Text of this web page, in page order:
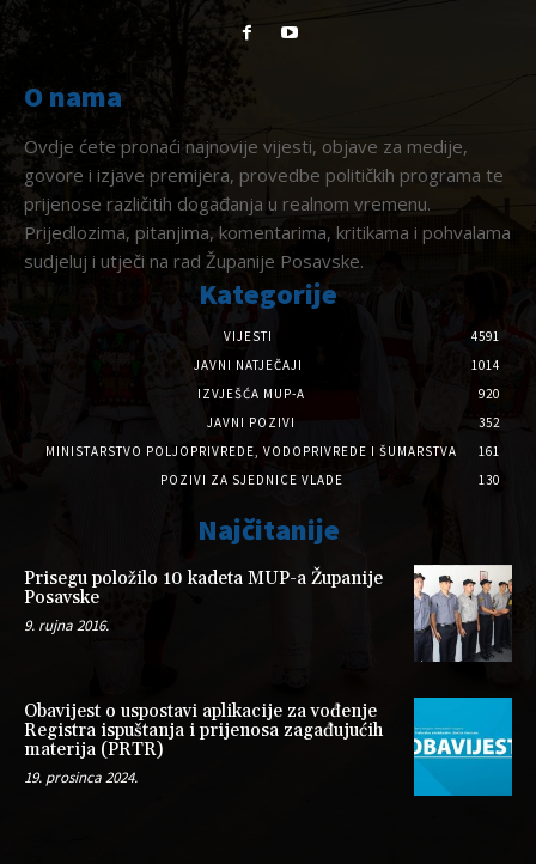
O nama
Ovdje ćete pronaći najnovije vijesti, objave za medije,
govore i izjave premijera, provedbe političkih programa te
prijenose različitih događanja u realnom vremenu.
Prijedlozima, pitanjima, komentarima, kritikama i pohvalama
sudjeluj i utječi na rad Županije Posavske.
Kategorije
VIJESTI
4591
JAVNI NATJEČAJI
1014
IZVJEŠĆA MUP-A
920
JAVNI POZIVI
352
MINISTARSTVO POLJOPRIVREDE, VODOPRIVREDE I ŠUMARSTVA
161
POZIVI ZA SJEDNICE VLADE
130
Najčitanije
Prisegu položilo 10 kadeta MUP-a Županije
Posavske
9. rujna 2016.
Obavijest o uspostavi aplikacije za vođenje
Registra ispuštanja i prijenosa zagađujućih
materija (PRTR)
19. prosinca 2024.